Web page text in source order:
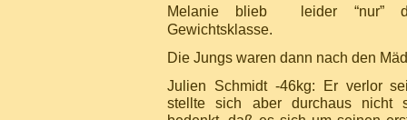
Melanie blieb leider “nur”
Gewichtsklasse.
Die Jungs waren dann nach den
Julien Schmidt -46kg: Er verlor
stellte sich aber durchaus nicht